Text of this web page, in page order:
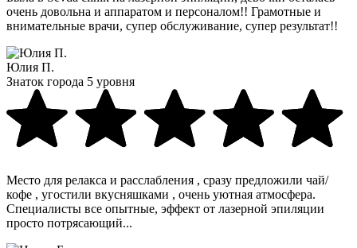
очень довольна и аппаратом и персоналом!! Грамотные и
внимательные врачи, супер обслуживание, супер результат!!
Юлия П.
Знаток города 5 уровня
Место для релакса и расслабления , сразу предложили чай/
кофе , угостили вкусняшками , очень уютная атмосфера.
Специалисты все опытные, эффект от лазерной эпиляции
просто потрясающий...